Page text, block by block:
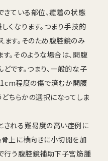
きている部位、癒着の状態
くなります。つまり手技的
す。そのため腹腔鏡のみ
。そのような場合は、開腹
です。つまり、一般的な子
程度の傷で済むか開腹
ちらかの選択になってしま
される難易度の高い症例に
上に横向きに小切開を加
行う腹腔鏡補助下子宮筋腫